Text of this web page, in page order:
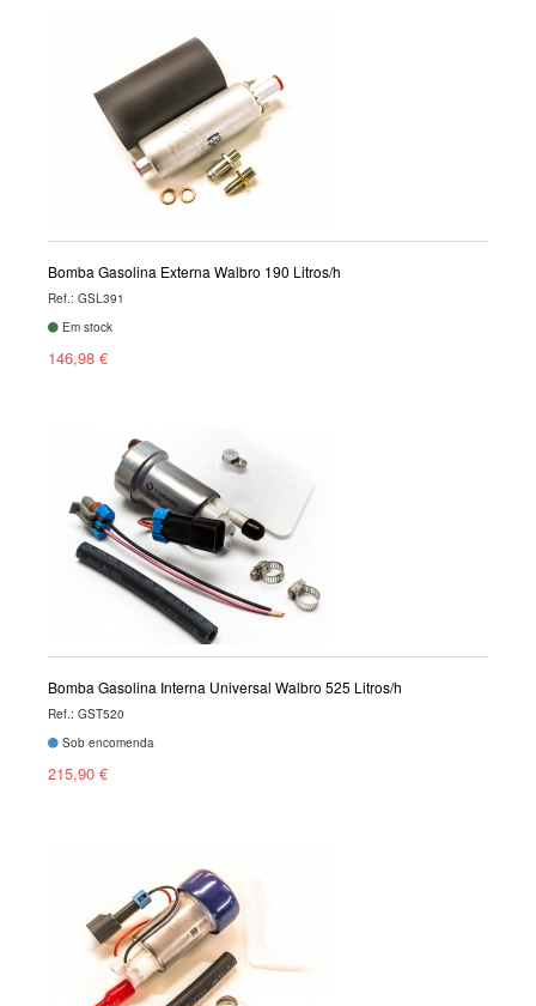
Bomba Gasolina Externa Walbro 190 Litros/h
Ref.: GSL391
Em stock
146,98 €
Bomba Gasolina Interna Universal Walbro 525 Litros/h
Ref.: GST520
Sob encomenda
215,90 €